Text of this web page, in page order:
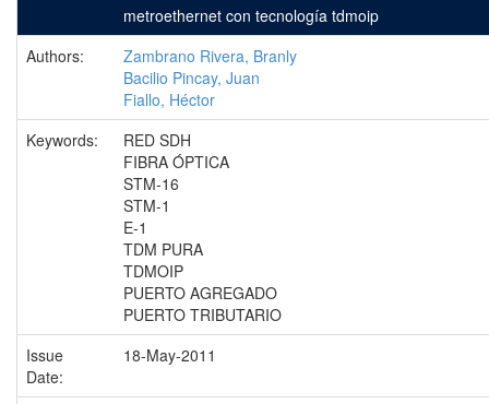
metroethernet con tecnología tdmoip
Authors:
Zambrano Rivera, Branly
Bacilio Pincay, Juan
Fiallo, Héctor
Keywords:
RED SDH
FIBRA ÓPTICA
STM-16
STM-1
E-1
TDM PURA
TDMOIP
PUERTO AGREGADO
PUERTO TRIBUTARIO
Issue
Date:
18-May-2011